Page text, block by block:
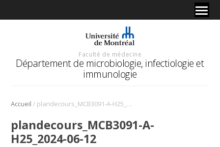
Faculté de médecine
Département de microbiologie, infectiologie et
immunologie
Accueil / plandecours_MCB3091-A-H25_2024-06-12
plandecours_MCB3091-A-
H25_2024-06-12